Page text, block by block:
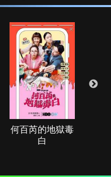
何百芮的地獄毒
白